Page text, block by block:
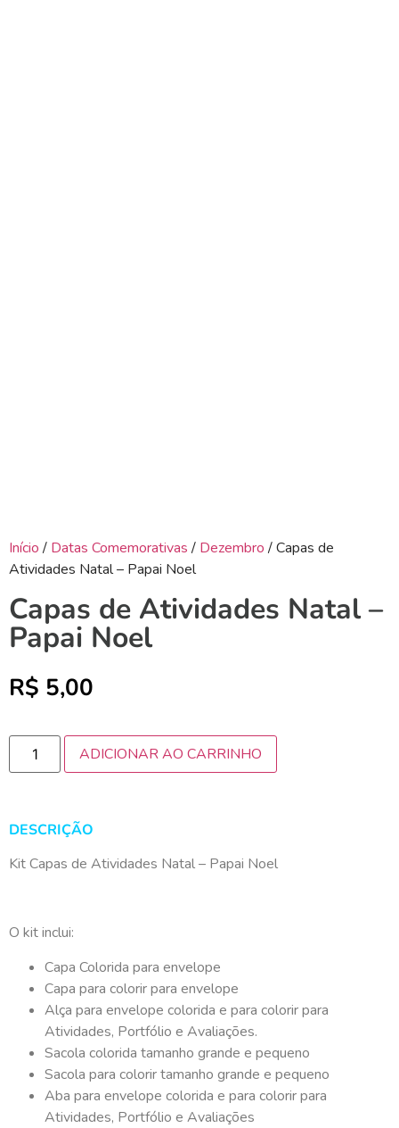
Início / Datas Comemorativas / Dezembro / Capas de
Atividades Natal – Papai Noel
Capas de Atividades Natal –
Papai Noel
R$ 5,00
ADICIONAR AO CARRINHO
DESCRIÇÃO
Kit Capas de Atividades Natal – Papai Noel
O kit inclui:
Capa Colorida para envelope
Capa para colorir para envelope
Alça para envelope colorida e para colorir para
Atividades, Portfólio e Avaliações.
Sacola colorida tamanho grande e pequeno
Sacola para colorir tamanho grande e pequeno
Aba para envelope colorida e para colorir para
Atividades, Portfólio e Avaliações